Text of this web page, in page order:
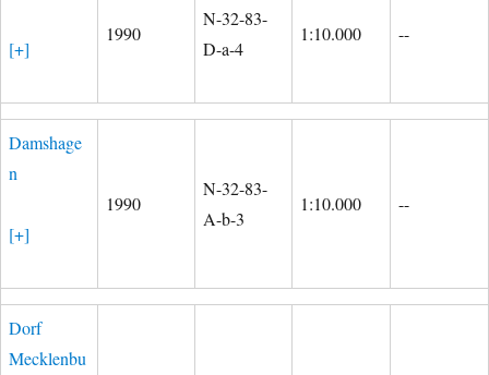
[+]
1990
N-32-83-
D-a-4
1:10.000 --
Damshage
n
[+]
1990
N-32-83-
A-b-3
1:10.000 --
Dorf
Mecklenbu